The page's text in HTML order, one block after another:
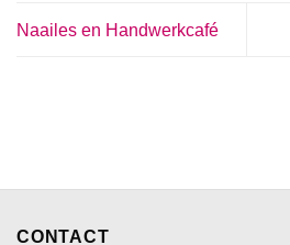
Naailes en Handwerkcafé
CONTACT